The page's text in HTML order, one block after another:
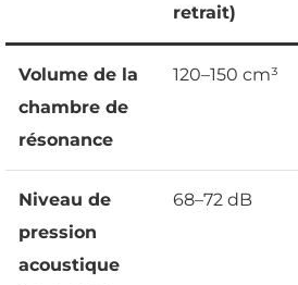
retrait)
Volume de la
chambre de
résonance
120–150 cm³
Niveau de
pression
acoustique
68–72 dB